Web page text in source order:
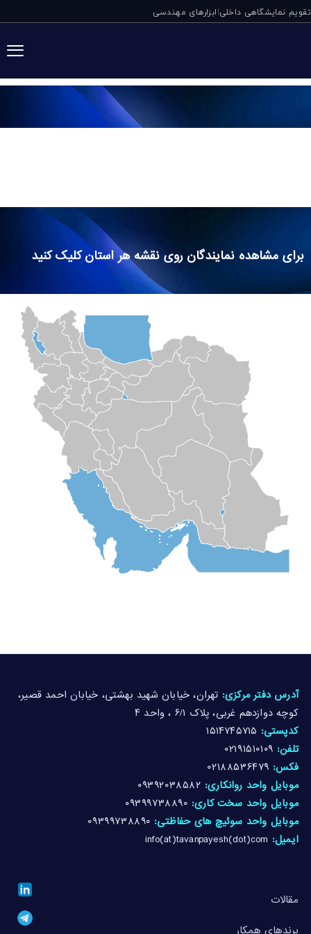
تقویم نمایشگاهی داخلی|ابزارهای مهندسی
لیست نمایندگی
نمایندگان
برای مشاهده نمایندگان روی نقشه هر استان کلیک کنید
مقالات
آدرس دفتر مرکزی: تهران، خیابان شهید بهشتی، خیابان احمد قصیر،
کوچه دوازدهم غربی، پلاک ۶/۱ ، واحد ۴
کدپستی: ۱۵۱۴۷۴۵۷۱۵
تلفن: ۰۲۱۹۱۵۱۰۱۰۹
فکس: ۰۲۱۸۸۵۳۶۴۷۹
موبایل واحد روانکاری: ۰۹۳۹۲۰۳۸۵۸۲
موبایل واحد سخت کاری: ۰۹۳۹۹۷۳۸۸۹۰
موبایل واحد سوئیچ های حفاظتی: ۰۹۳۹۹۷۳۸۸۹۰
ایمیل: info(at)tavanpayesh(dot)com